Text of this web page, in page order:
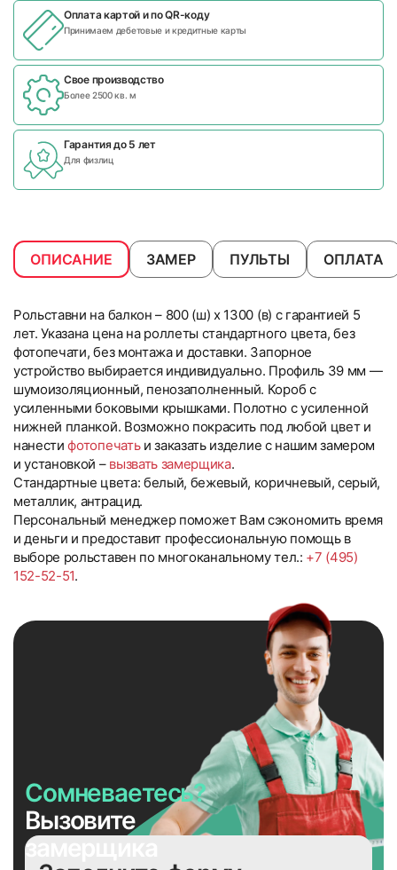
Оплата картой и поQR-коду
Принимаем дебетовые и кредитные карты
Свое производство
Более 2500 кв. м
Гарантия до 5 лет
Для физлиц
ОПИСАНИЕ ЗАМЕР ПУЛЬТЫ ОПЛАТА
Рольставни на балкон – 800 (ш) x 1300 (в) с гарантией 5
лет. Указана цена на роллеты стандартного цвета, без
фотопечати, без монтажа и доставки. Запорное
устройство выбирается индивидуально. Профиль 39 мм —
шумоизоляционный, пенозаполненный. Короб с
усиленными боковыми крышками. Полотно с усиленной
нижней планкой. Возможно покрасить под любой цвет и
нанестифотопечатьи заказать изделие с нашим замером
и установкой – вызвать замерщика.
Стандартные цвета: белый, бежевый, коричневый, серый,
металлик, антрацид.
Персональный менеджер поможет Вам сэкономить время
и деньги и предоставит профессиональную помощь в
выборе рольставен по многоканальному тел.: +7 (495)
152-52-51.
Сомневаетесь?
Вызовите
замерщика